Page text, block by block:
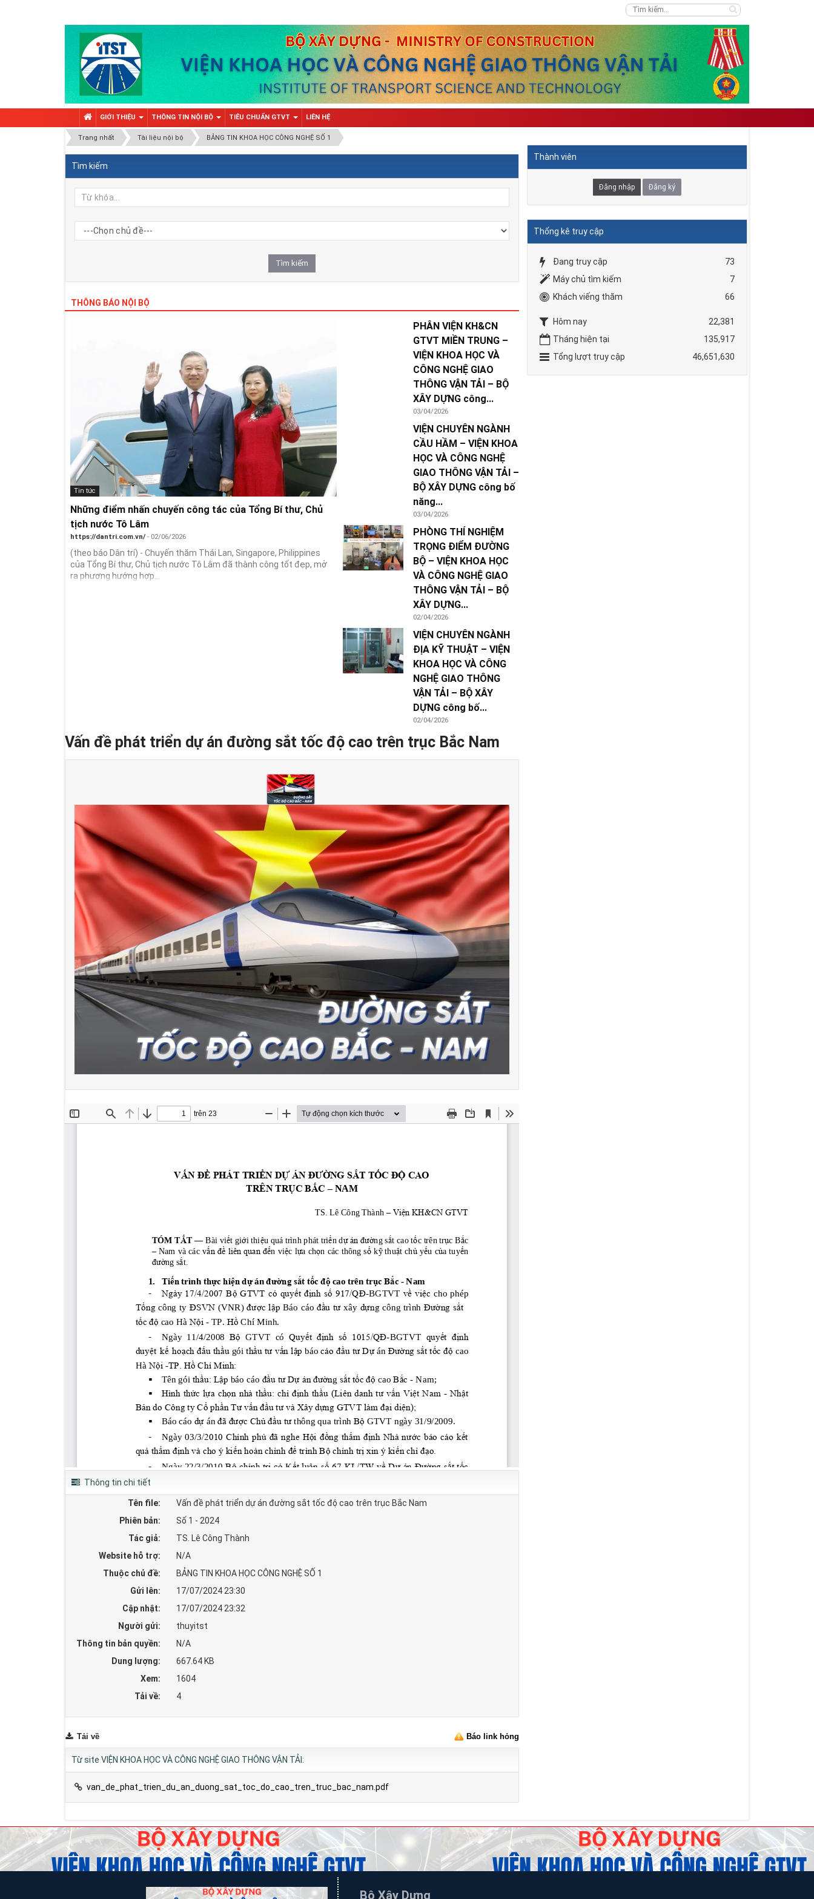
GIỚI THIỆU THÔNG TIN NỘI BỘ TIÊU CHUẨN GTVT LIÊN HỆ
Trang nhất Tài liệu nội bộ BẢNG TIN KHOA HỌC CÔNG NGHỆ SỐ 1
Tìm kiếm
THÔNG BÁO NỘI BỘ
Tin tức
Những điểm nhấn chuyến công tác của Tổng Bí thư, Chủ
tịch nước Tô Lâm
https://dantri.com.vn/ - 02/06/2026
(theo báo Dân trí) - Chuyến thăm Thái Lan, Singapore, Philippines
của Tổng Bí thư, Chủ tịch nước Tô Lâm đã thành công tốt đẹp, mở
ra phương hướng hợp...
PHÂN VIỆN KH&CN
GTVT MIỀN TRUNG –
VIỆN KHOA HỌC VÀ
CÔNG NGHỆ GIAO
THÔNG VẬN TẢI – BỘ
XÂY DỰNG công...
03/04/2026
VIỆN CHUYÊN NGÀNH
CẦU HẦM – VIỆN KHOA
HỌC VÀ CÔNG NGHỆ
GIAO THÔNG VẬN TẢI –
BỘ XÂY DỰNG công bố
năng...
03/04/2026
PHÒNG THÍ NGHIỆM
TRỌNG ĐIỂM ĐƯỜNG
BỘ – VIỆN KHOA HỌC
VÀ CÔNG NGHỆ GIAO
THÔNG VẬN TẢI – BỘ
XÂY DỰNG...
02/04/2026
VIỆN CHUYÊN NGÀNH
ĐỊA KỸ THUẬT – VIỆN
KHOA HỌC VÀ CÔNG
NGHỆ GIAO THÔNG
VẬN TẢI – BỘ XÂY
DỰNG công bố...
02/04/2026
Vấn đề phát triển dự án đường sắt tốc độ cao trên trục Bắc Nam
Thông tin chi tiết
Tên file:
Vấn đề phát triển dự án đường sắt tốc độ cao trên trục Bắc Nam
Phiên bản:
Số 1 - 2024
Tác giả:
TS. Lê Công Thành
Website hỗ trợ:
N/A
Thuộc chủ đề:
BẢNG TIN KHOA HỌC CÔNG NGHỆ SỐ 1
Gửi lên:
17/07/2024 23:30
Cập nhật:
17/07/2024 23:32
Người gửi:
thuyitst
Thông tin bản quyền:
N/A
Dung lượng:
667.64 KB
Xem:
1604
Tải về:
4
Báo link hỏng
Tải về
Từ site VIỆN KHOA HỌC VÀ CÔNG NGHỆ GIAO THÔNG VẬN TẢI:
van_de_phat_trien_du_an_duong_sat_toc_do_cao_tren_truc_bac_nam.pdf
Thành viên
Đăng nhập Đăng ký
Thống kê truy cập
Đang truy cập
73
Máy chủ tìm kiếm
7
Khách viếng thăm
66
Hôm nay
22,381
Tháng hiện tại
135,917
Tổng lượt truy cập
46,651,630
Bộ Xây Dựng